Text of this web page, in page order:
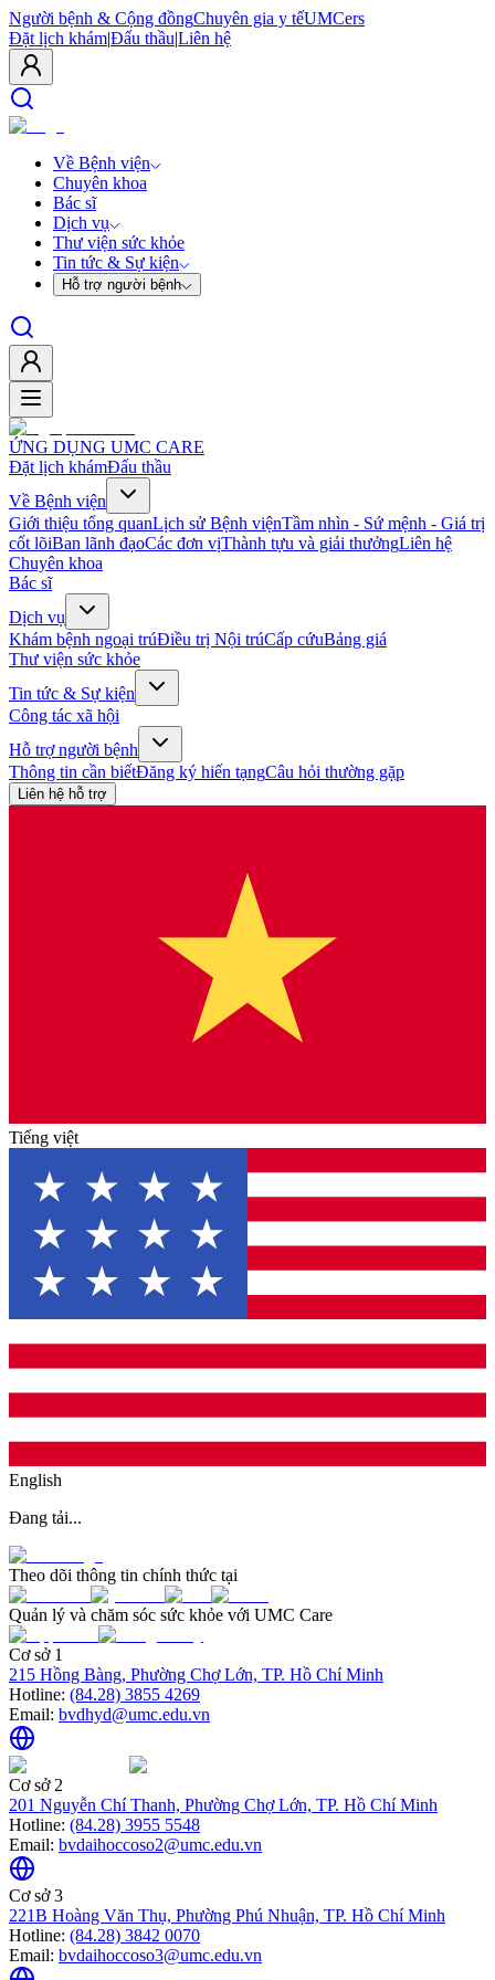
Người bệnh & Cộng đồngChuyên gia y tếUMCers
Đặt lịch khám|Đấu thầu|Liên hệ
Về Bệnh viện
Chuyên khoa
Bác sĩ
Dịch vụ
Thư viện sức khỏe
Tin tức & Sự kiện
Hỗ trợ người bệnh
ỨNG DỤNG UMC CARE
Đặt lịch khámĐấu thầu
Về Bệnh viện
Giới thiệu tổng quanLịch sử Bệnh việnTầm nhìn - Sứ mệnh - Giá trị
cốt lõiBan lãnh đạoCác đơn vịThành tựu và giải thưởngLiên hệ
Chuyên khoa
Bác sĩ
Dịch vụ
Khám bệnh ngoại trúĐiều trị Nội trúCấp cứuBảng giá
Thư viện sức khỏe
Tin tức & Sự kiện
Công tác xã hội
Hỗ trợ người bệnh
Thông tin cần biếtĐăng ký hiến tạngCâu hỏi thường gặp
Liên hệ hỗ trợ
Tiếng việt
English
Đang tải...
Theo dõi thông tin chính thức tại
Quản lý và chăm sóc sức khỏe với UMC Care
Cơ sở 1
215 Hồng Bàng, Phường Chợ Lớn, TP. Hồ Chí Minh
Hotline: (84.28) 3855 4269
Email: bvdhyd@umc.edu.vn
Cơ sở 2
201 Nguyễn Chí Thanh, Phường Chợ Lớn, TP. Hồ Chí Minh
Hotline: (84.28) 3955 5548
Email: bvdaihoccoso2@umc.edu.vn
Cơ sở 3
221B Hoàng Văn Thụ, Phường Phú Nhuận, TP. Hồ Chí Minh
Hotline: (84.28) 3842 0070
Email: bvdaihoccoso3@umc.edu.vn